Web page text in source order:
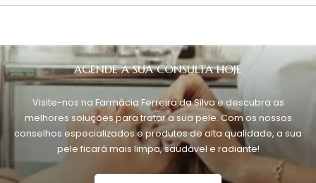
AGENDE A SUA CONSULTA HOJE
Visite-nos na Farmácia Ferreira da Silva e descubra as
melhores soluções para tratar a sua pele. Com os nossos
conselhos especializados e produtos de alta qualidade, a sua
pele ficará mais limpa, saudável e radiante!